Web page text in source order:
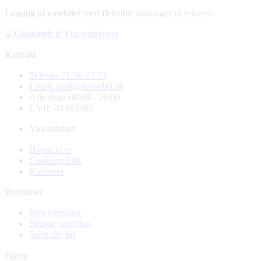
Leasing af varebiler med fleksible løsninger til erhverv.
Kontakt
Telefon 71 96 73 73
Email: mail@kassebil.dk
Alle dage 08:00 - 20:00
CVR: 41462582
Virksomhed
Hvem vi er
Cookiepolitik
Karrierer
Produkter
Nye varebiler
Brugte varebiler
Sælg din bil
Hjælp